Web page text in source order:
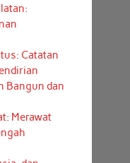
Catatan
Bangun dan
Merawat